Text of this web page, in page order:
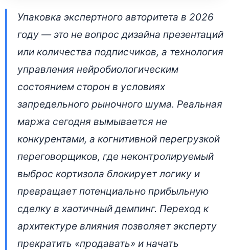
Архитектура влияния:
нейробиологический
аудит сделки
29 апреля 2026 • 👁 7 344 прочтений
Упаковка экспертного авторитета в 2026
году — это не вопрос дизайна презентаций
или количества подписчиков, а технология
управления нейробиологическим
состоянием сторон в условиях
запредельного рыночного шума. Реальная
маржа сегодня вымывается не
конкурентами, а когнитивной перегрузкой
переговорщиков, где неконтролируемый
выброс кортизола блокирует логику и
превращает потенциально прибыльную
сделку в хаотичный демпинг. Переход к
архитектуре влияния позволяет эксперту
прекратить «продавать» и начать